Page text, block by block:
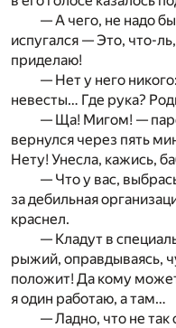
— А чего, не надо
испугался — Это, что-
приделаю!
— Нет у него
невесты… Где рука?
— Ща! Мигом! —
вернулся через пять
Нету! Унесла, кажись,
— Что у вас,
за дебильная
краснел.
— Кладут в
рыжий, оправдываясь,
положит! Да кому
я один работаю, а там…
— Ладно, что не